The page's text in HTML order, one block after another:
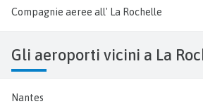
Compagnie aeree all' La Rochelle
Gli aeroporti vicini a La
Nantes